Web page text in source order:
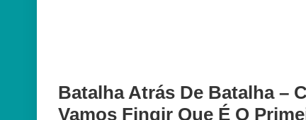
Batalha Atrás De Batalha –
Vamos Fingir Que É O